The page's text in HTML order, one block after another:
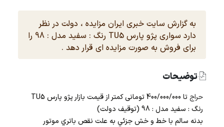
به گزارش سایت خبری ایران مزایده ، دولت در نظر
دارد سواری پژو پارس TU5 رنگ : سفید مدل : 98 را
برای فروش به صورت مزایده ای قرار دهد .
توضیحات
حراج
تا 400/000/000 تومانی کمتر از قیمت بازار پژو پارس TU5
رنگ : سفید مدل : 98 (توقیف دولت)
بدنه سالم با خط و خش جزئي به علت نقص باتري موتور